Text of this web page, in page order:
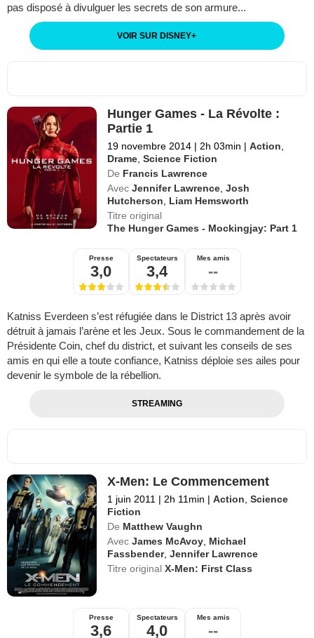
pas disposé à divulguer les secrets de son armure...
VOIR SUR DISNEY+
Hunger Games - La Révolte :
Partie 1
19 novembre 2014 | 2h 03min | Action,
Drame,Science Fiction
De Francis Lawrence
Avec Jennifer Lawrence,Josh
Hutcherson, Liam Hemsworth
Titre original
The Hunger Games - Mockingjay: Part 1
Presse
3,0
Spectateurs
3,4
Mes amis
--
Katniss Everdeen s’est réfugiée dans le District 13 après avoir
détruit à jamais l’arène et les Jeux. Sous le commandement de la
Présidente Coin, chef du district, et suivant les conseils de ses
amis en qui elle a toute confiance, Katniss déploie ses ailes pour
devenir le symbole de la rébellion.
STREAMING
X-Men: Le Commencement
1 juin 2011 | 2h 11min | Action,Science
Fiction
De Matthew Vaughn
Avec James McAvoy, Michael
Fassbender,Jennifer Lawrence
Titre originalX-Men: First Class
Presse
3,6
Spectateurs
4,0
Mes amis
--